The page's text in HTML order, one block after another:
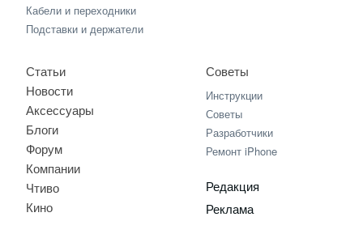
Кабели и переходники
Подставки и держатели
Статьи
Новости
Аксессуары
Блоги
Форум
Компании
Чтиво
Кино
Советы
Инструкции
Советы
Разработчики
Ремонт iPhone
Редакция
Реклама